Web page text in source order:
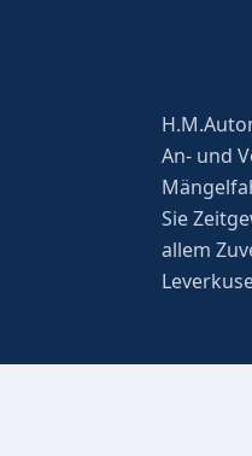
An- und
Sie
allem